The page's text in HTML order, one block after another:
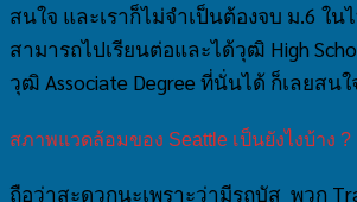
สนใจ และเราก็ไม่จำเป็นต้องจบ ม.6 ใน
สามารถไปเรียนต่อและได้วุฒิ High
วุฒิ Associate Degree ที่นั่นได้ ก็เลยสนใ
สภาพแวดล้อมของ Seattle เป็นยังไงบ้าง ?
ถือว่าสะดวกนะเพราะว่ามีรถบัส พวก